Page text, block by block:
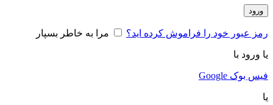
ورود
رمز عبور خود را فراموش کرده اید؟ مرا به خاطر بسپار
یا ورود با
فیس بوک Google
یا